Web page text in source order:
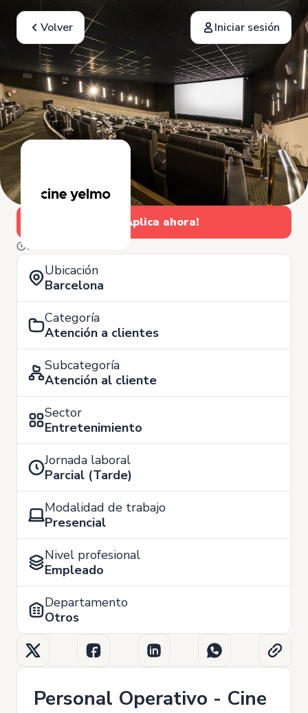
Volver Iniciar sesión
¡Aplica ahora!
20 de Junio
Ubicación
Barcelona
Categoría
Atención a clientes
Subcategoría
Atención al cliente
Sector
Entretenimiento
Jornada laboral
Parcial (Tarde)
Modalidad de trabajo
Presencial
Nivel profesional
Empleado
Departamento
Otros
Personal Operativo - Cine